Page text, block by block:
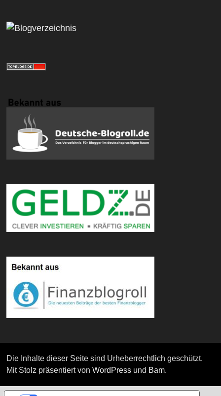
Die Inhalte dieser Seite sind Urheberrechtlich geschützt.
Mit Stolz präsentiert von WordPressund Bam.